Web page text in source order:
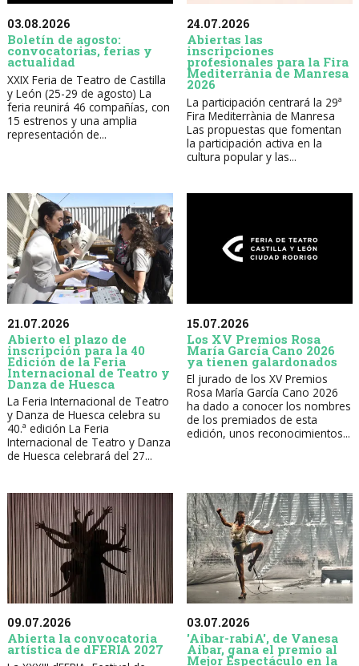
03.08.2026
Boletín de agosto:
convocatorias, ferias y
actualidad
XXIX Feria de Teatro de Castilla
y León (25-29 de agosto) La
feria reunirá 46 compañías, con
15 estrenos y una amplia
representación de...
24.07.2026
Abiertas las
inscripciones
profesionales para la Fira
Mediterrània de Manresa
2026
La participación centrará la 29ª
Fira Mediterrània de Manresa
Las propuestas que fomentan
la participación activa en la
cultura popular y las...
21.07.2026
Abierto el plazo de
inscripción para la 40
Edición de la Feria
Internacional de Teatro y
Danza de Huesca
La Feria Internacional de Teatro
y Danza de Huesca celebra su
40.ª edición La Feria
Internacional de Teatro y Danza
de Huesca celebrará del 27...
15.07.2026
Los XV Premios Rosa
María García Cano 2026
ya tienen galardonados
El jurado de los XV Premios
Rosa María García Cano 2026
ha dado a conocer los nombres
de los premiados de esta
edición, unos reconocimientos...
09.07.2026
Abierta la convocatoria
artística de dFERIA 2027
03.07.2026
'Aibar-rabiA', de Vanesa
Aibar, gana el premio al
Mejor Espectáculo en la